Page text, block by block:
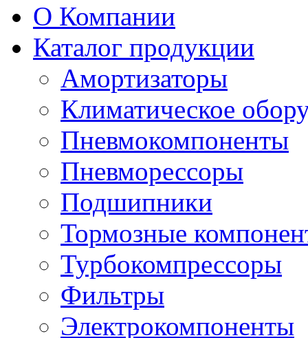
О Компании
Каталог продукции
Амортизаторы
Климатическое
Пневмокомпоненты
Пневморессоры
Подшипники
Тормозные
Турбокомпрессоры
Фильтры
Электрокомпоненты